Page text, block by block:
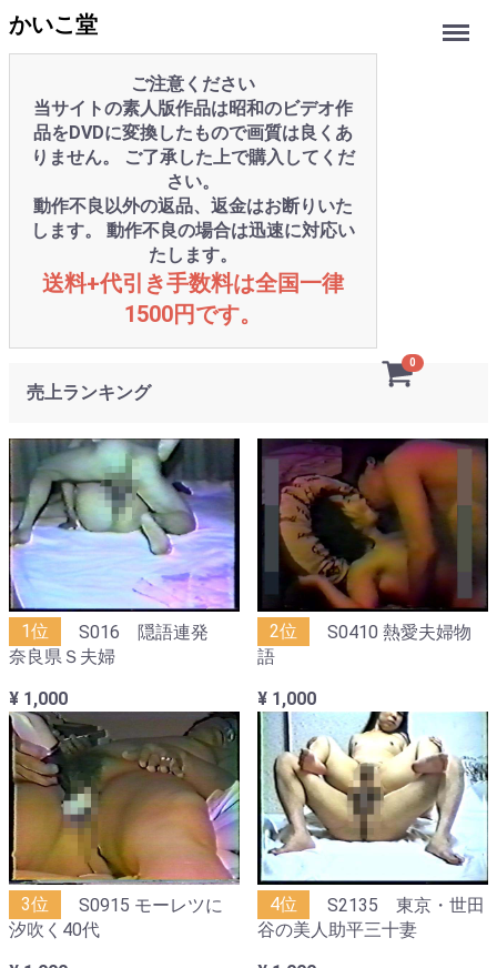
かいこ堂
ご注意ください
当サイトの素人版作品は昭和のビデオ作
品をDVDに変換したもので画質は良くあ
りません。 ご了承した上で購入してくだ
さい。
動作不良以外の返品、返金はお断りいた
します。 動作不良の場合は迅速に対応い
たします。
送料+代引き手数料は全国一律
1500円です。
Menu
0
売上ランキング
1位
S016 隠語連発
奈良県Ｓ夫婦
¥ 1,000
2位
S0410 熱愛夫婦物
語
¥ 1,000
3位
S0915 モーレツに
汐吹く40代
4位
S2135 東京・世田
谷の美人助平三十妻